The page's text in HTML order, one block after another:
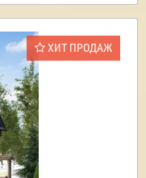
ХИТ ПРОДАЖ